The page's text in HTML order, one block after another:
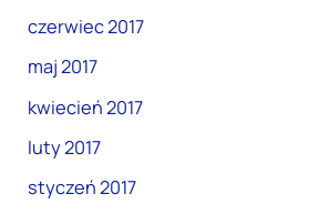
czerwiec 2017
maj 2017
kwiecień 2017
luty 2017
styczeń 2017